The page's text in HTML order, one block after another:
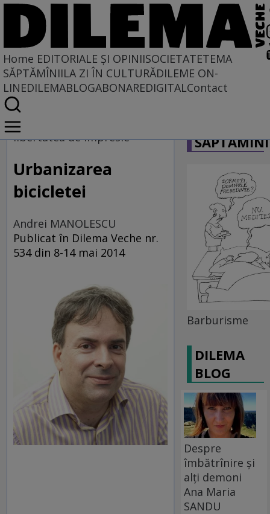
Home EDITORIALE ȘI OPINIISOCIETATETEMA
SĂPTĂMÎNIILA ZI ÎN CULTURĂDILEME ON-
LINEDILEMABLOGABONAREDIGITALContact
Home
EDITORIALE ȘI OPINII
libertatea de impresie
Urbanizarea
bicicletei
Andrei MANOLESCU
Publicat în Dilema Veche nr.
534 din 8-14 mai 2014
Barburisme
DILEMA
BLOG
Despre
îmbătrînire și
alți demoni
Ana Maria
SANDU